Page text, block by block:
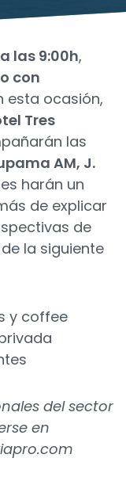
las 9:00h,
con
esta ocasión,
Tres
las
AM, J.
harán un
de explicar
de
la siguiente
y coffee
del sector
en